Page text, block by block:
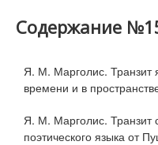
Содержание
Я. М. Марголис. Транзит
времени и в
Я. М. Марголис. Транзит
поэтического языка от